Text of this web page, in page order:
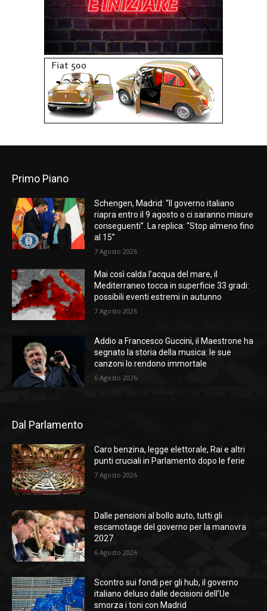
Primo Piano
Schengen, Madrid: “Il governo italiano
riapra entro il 9 agosto o ci saranno misure
conseguenti”. La replica: “Stop almeno fino
al 15”
7 Agosto 2026
Mai così calda l’acqua del mare, il
Mediterraneo tocca in superficie 33 gradi:
possibili eventi estremi in autunno
7 Agosto 2026
Addio a Francesco Guccini, il Maestrone ha
segnato la storia della musica: le sue
canzoni lo rendono immortale
6 Agosto 2026
Dal Parlamento
Caro benzina, legge elettorale, Rai e altri
punti cruciali in Parlamento dopo le ferie
7 Agosto 2026
Dalle pensioni al bollo auto, tutti gli
escamotage del governo per la manovra
2027
6 Agosto 2026
Scontro sui fondi per gli hub, il governo
italiano deluso dalle decisioni dell’Ue
smorza i toni con Madrid